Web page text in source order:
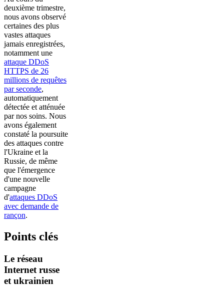
deuxième trimestre,
nous avons observé
certaines des plus
vastes attaques
jamais enregistrées,
notamment une
attaque DDoS
HTTPS de 26
millions de requêtes
par seconde,
automatiquement
détectée et atténuée
par nos soins. Nous
avons également
constaté la poursuite
des attaques contre
l'Ukraine et la
Russie, de même
que l'émergence
d'une nouvelle
campagne
d'attaques DDoS
avec demande de
rançon.
Points clés
Le réseau
Internet russe
et ukrainien